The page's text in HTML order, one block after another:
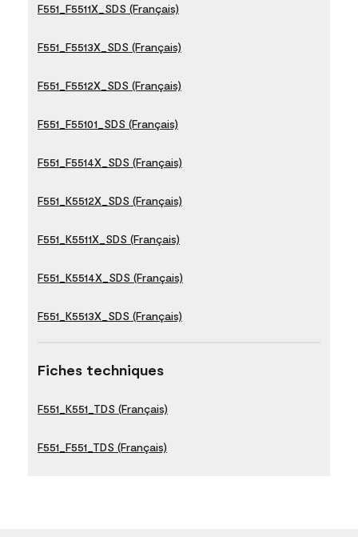
F551_F5511X_SDS (Français)
F551_F5513X_SDS (Français)
F551_F5512X_SDS (Français)
F551_F55101_SDS (Français)
F551_F5514X_SDS (Français)
F551_K5512X_SDS (Français)
F551_K5511X_SDS (Français)
F551_K5514X_SDS (Français)
F551_K5513X_SDS (Français)
Fiches techniques
F551_K551_TDS (Français)
F551_F551_TDS (Français)